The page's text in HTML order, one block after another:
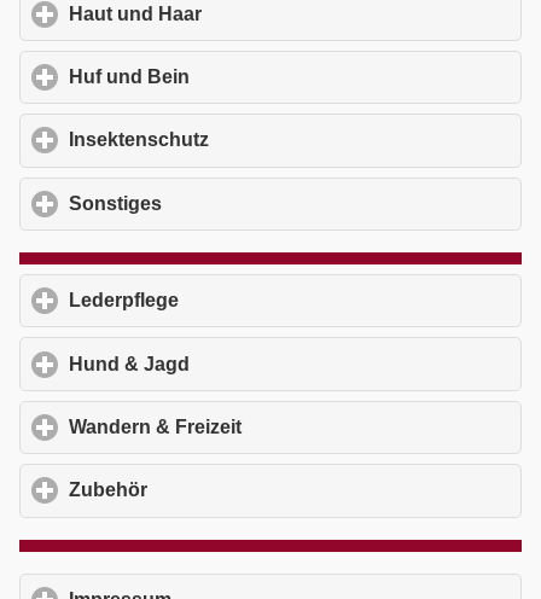
Haut und Haar
Huf und Bein
Insektenschutz
Sonstiges
Lederpflege
Hund & Jagd
Wandern & Freizeit
Zubehör